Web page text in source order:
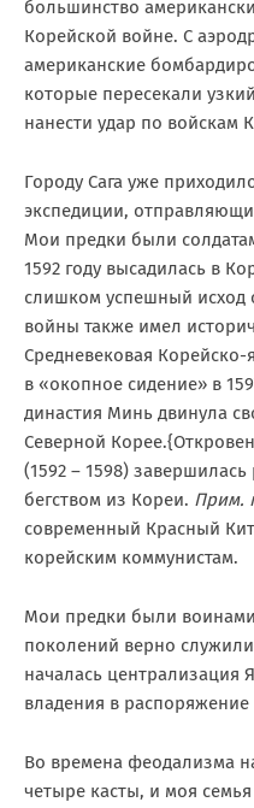
большинство
Корейской войне. С
американские
которые пересекали
нанести удар по войскам
Городу Сага уже
экспедиции,
Мои предки были
1592 году высадилась в
слишком успешный исход
войны также имел
Средневековая
в «окопное сидение» в
династия Минь двинула
Северной
(1592 – 1598)
бегством из Кореи. Прим.
современный Красный
корейским коммунистам.
Мои предки были
поколений верно
началась централизация
владения в
Во времена феодализма
четыре касты, и моя